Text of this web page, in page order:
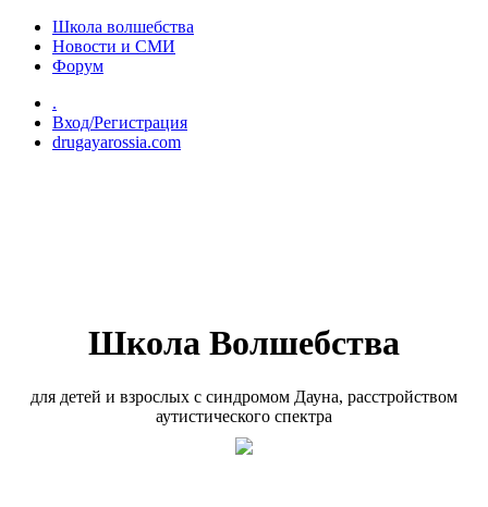
Перейти к основному содержанию
Школа волшебства
Новости и СМИ
Форум
.
Вход/Регистрация
drugayarossia.com
Школа Волшебства
для детей и взрослых с синдромом Дауна, расстройством
аутистического спектра